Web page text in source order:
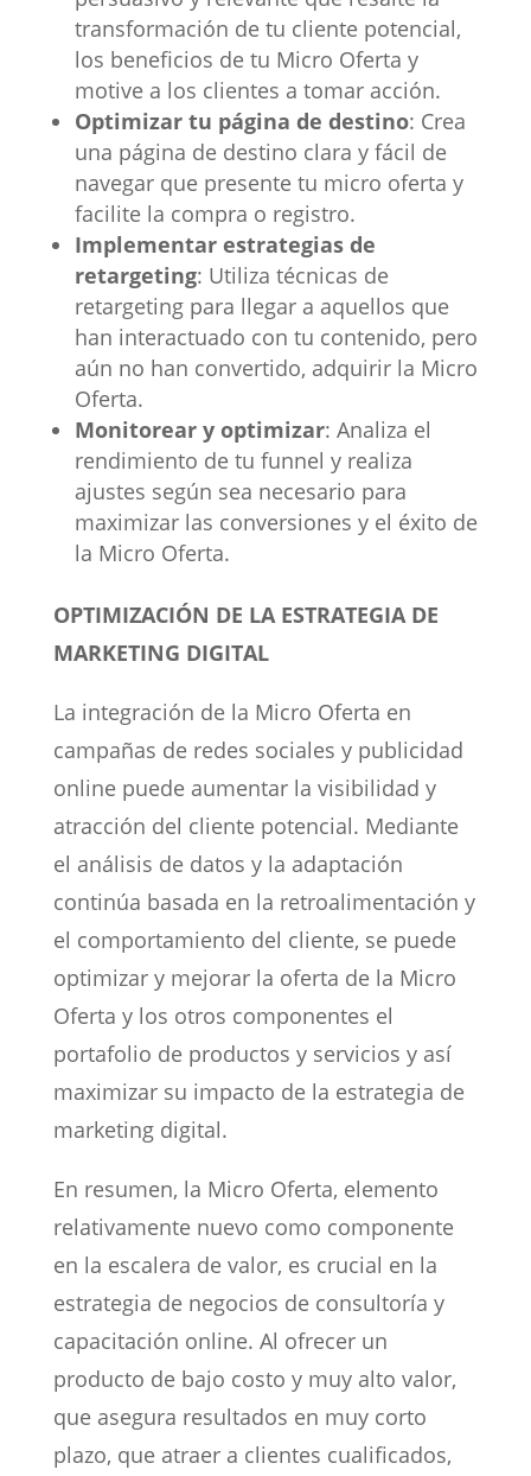
transformación de tu cliente potencial,
los beneficios de tu Micro Oferta y
motive a los clientes a tomar acción.
Optimizar tu página de destino: Crea
una página de destino clara y fácil de
navegar que presente tu micro oferta y
facilite la compra o registro.
Implementar estrategias de
retargeting: Utiliza técnicas de
retargeting para llegar a aquellos que
han interactuado con tu contenido, pero
aún no han convertido, adquirir la Micro
Oferta.
Monitorear y optimizar: Analiza el
rendimiento de tu funnel y realiza
ajustes según sea necesario para
maximizar las conversiones y el éxito de
la Micro Oferta.
OPTIMIZACIÓN DE LA ESTRATEGIA DE
MARKETING DIGITAL
La integración de la Micro Oferta en
campañas de redes sociales y publicidad
online puede aumentar la visibilidad y
atracción del cliente potencial. Mediante
el análisis de datos y la adaptación
continúa basada en la retroalimentación y
el comportamiento del cliente, se puede
optimizar y mejorar la oferta de la Micro
Oferta y los otros componentes el
portafolio de productos y servicios y así
maximizar su impacto de la estrategia de
marketing digital.
En resumen, la Micro Oferta, elemento
relativamente nuevo como componente
en la escalera de valor, es crucial en la
estrategia de negocios de consultoría y
capacitación online. Al ofrecer un
producto de bajo costo y muy alto valor,
que asegura resultados en muy corto
plazo, que atraer a clientes cualificados,